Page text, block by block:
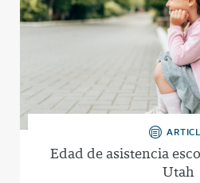
Edad de asistencia
Utah